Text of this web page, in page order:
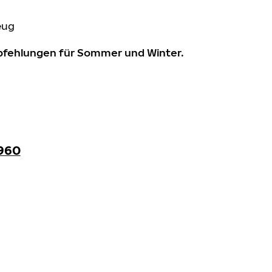
für Sommer und Winter.